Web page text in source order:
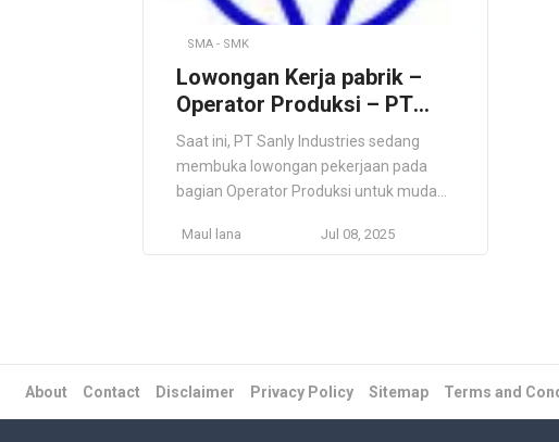
SMA - SMK
Lowongan Kerja pabrik –
Operator Produksi – PT
Sanly Industries –
SMA/SMK/Fresh Graduate
bisa langsung masuk
Saat ini, PT Sanly Industries sedang
membuka lowongan pekerjaan pada
bagian Operator Produksi untuk muda
Anda berminat untuk menjadi Operator
Pendidikan minimal SMK Sederajat
Tidak buta warna […]
Maul lana Jul 08, 2025
About Contact Disclaimer Privacy Policy Sitemap Terms and